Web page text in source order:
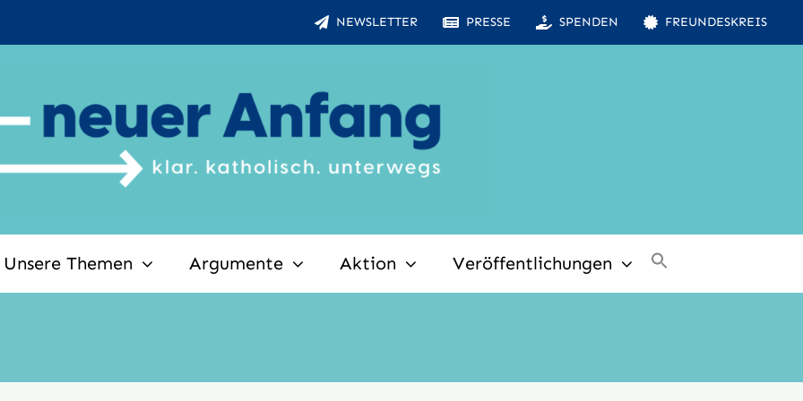
NEWSLETTER PRESSE SPENDEN FREUNDESKREIS
Unsere Themen Argumente Aktion Veröffentlichungen